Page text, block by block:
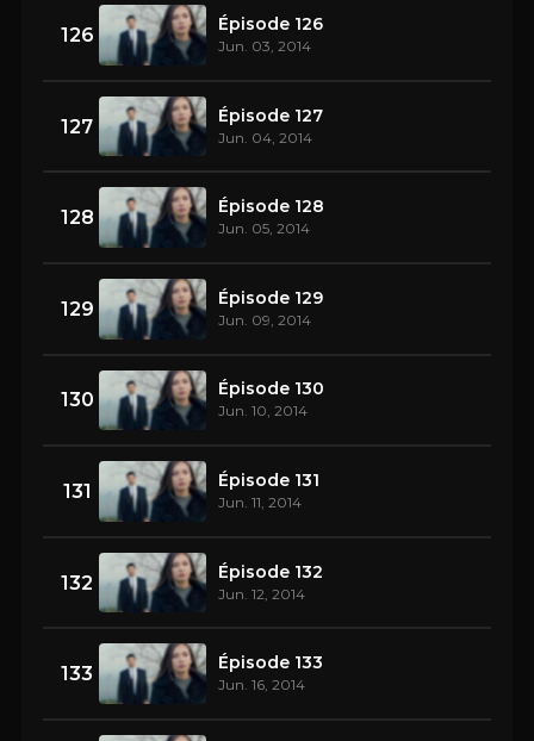
126 Épisode 126
Jun. 03, 2014
127 Épisode 127
Jun. 04, 2014
128 Épisode 128
Jun. 05, 2014
129 Épisode 129
Jun. 09, 2014
130 Épisode 130
Jun. 10, 2014
131 Épisode 131
Jun. 11, 2014
132 Épisode 132
Jun. 12, 2014
133 Épisode 133
Jun. 16, 2014